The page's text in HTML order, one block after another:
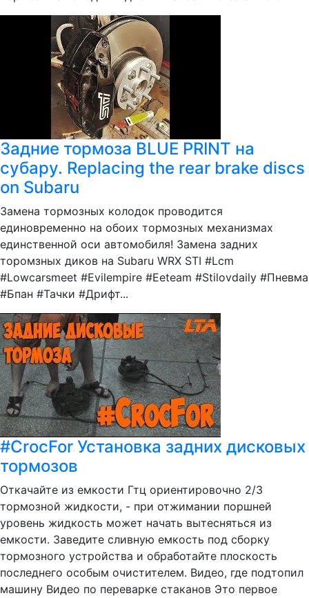
Задние тормоза BLUE PRINT на
субару. Replacing the rear brake discs
on Subaru
Замена тормозных колодок проводится
единовременно на обоих тормозных механизмах
единственной оси автомобиля! Замена задних
торомзных диков на Subaru WRX STI #Lcm
#Lowcarsmeet #Evilempire #Eeteam #Stilovdaily #Пневма
#Бпан #Тачки #Дрифт...
#CrocFor Установка задних дисковых
тормозов
Откачайте из емкости Гтц ориентировочно 2/3
тормозной жидкости, - при отжимании поршней
уровень жидкость может начать вытесняться из
емкости. Заведите сливную емкость под сборку
тормозного устройства и обработайте плоскость
последнего особым очистителем. Видео, где подтопил
машину Видео по переварке стаканов Это первое